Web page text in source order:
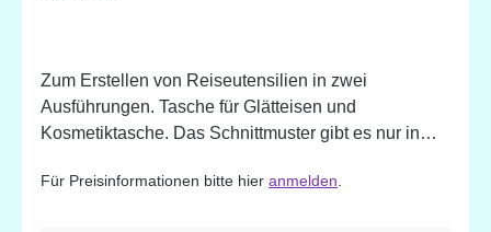
Zum Erstellen von Reiseutensilien in zwei
Ausführungen. Tasche für Glätteisen und
Kosmetiktasche. Das Schnittmuster gibt es nur in
68,5 cm geschlossen und geöffnet ca. 30,5 cm x 23
Für Preisinformationen bitte hier anmelden